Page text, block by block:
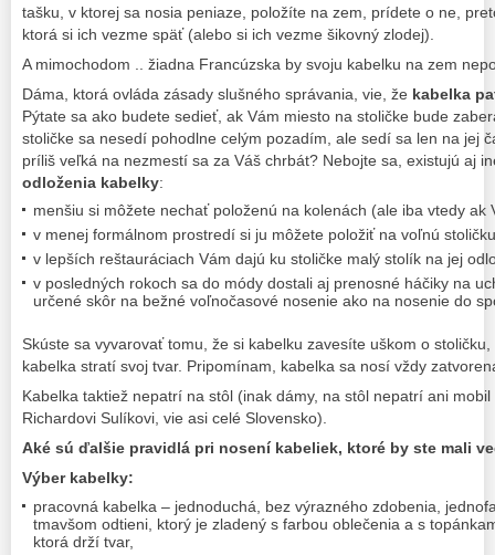
tašku, v ktorej sa nosia peniaze, položíte na zem, prídete o ne,
ktorá si ich vezme späť (alebo si ich vezme šikovný zlodej).
A mimochodom .. žiadna Francúzska by svoju kabelku na zem
Dáma, ktorá ovláda zásady slušného správania, vie, že kabelka
Pýtate sa ako budete sedieť, ak Vám miesto na stoličke bude
stoličke sa nesedí pohodlne celým pozadím, ale sedí sa len na jej
príliš veľká na nezmestí sa za Váš chrbát? Nebojte sa, existujú aj
odloženia kabelky:
menšiu si môžete nechať položenú na kolenách (ale iba vtedy ak
v menej formálnom prostredí si ju môžete položiť na voľnú
v lepších reštauráciach Vám dajú ku stoličke malý stolík na jej
v posledných rokoch sa do módy dostali aj prenosné háčiky na
určené skôr na bežné voľnočasové nosenie ako na nosenie do
Skúste sa vyvarovať tomu, že si kabelku zavesíte uškom o
kabelka stratí svoj tvar. Pripomínam, kabelka sa nosí vždy
Kabelka taktiež nepatrí na stôl (inak dámy, na stôl nepatrí ani
Richardovi Sulíkovi, vie asi celé Slovensko).
Aké sú ďalšie pravidlá pri nosení kabeliek, ktoré by ste mali
Výber kabelky:
pracovná kabelka – jednoduchá, bez výrazného zdobenia,
tmavšom odtieni, ktorý je zladený s farbou oblečenia a s
ktorá drží tvar,